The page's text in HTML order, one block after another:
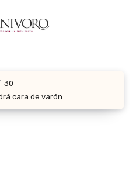
30
cara de varón